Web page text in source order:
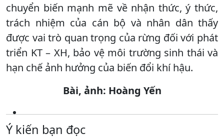
chuyển biến mạnh mẽ về nhận thức, ý thức,
trách nhiệm của cán bộ và nhân dân thấy
được vai trò quan trọng của rừng đối với phát
triển KT – XH, bảo vệ môi trường sinh thái và
hạn chế ảnh hưởng của biến đổi khí hậu.
Bài, ảnh: Hoàng Yến
Ý kiến bạn đọc